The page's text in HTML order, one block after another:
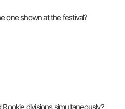
one shown at the festival?